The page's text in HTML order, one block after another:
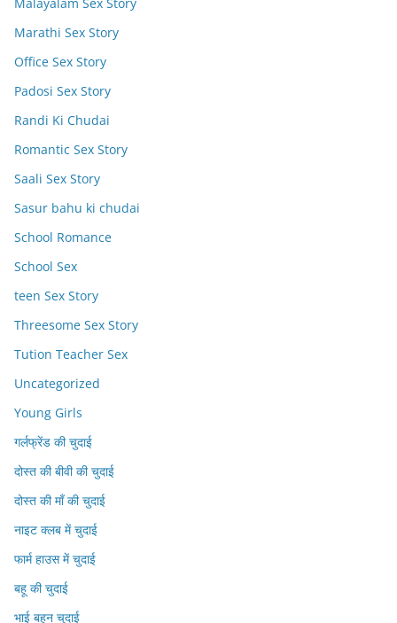
Malayalam Sex Story
Marathi Sex Story
Office Sex Story
Padosi Sex Story
Randi Ki Chudai
Romantic Sex Story
Saali Sex Story
Sasur bahu ki chudai
School Romance
School Sex
teen Sex Story
Threesome Sex Story
Tution Teacher Sex
Uncategorized
Young Girls
गर्लफ्रेंड की चुदाई
दोस्त की बीवी की चुदाई
दोस्त की माँ की चुदाई
नाइट क्लब में चुदाई
फार्म हाउस में चुदाई
बहू की चुदाई
भाई बहन चुदाई